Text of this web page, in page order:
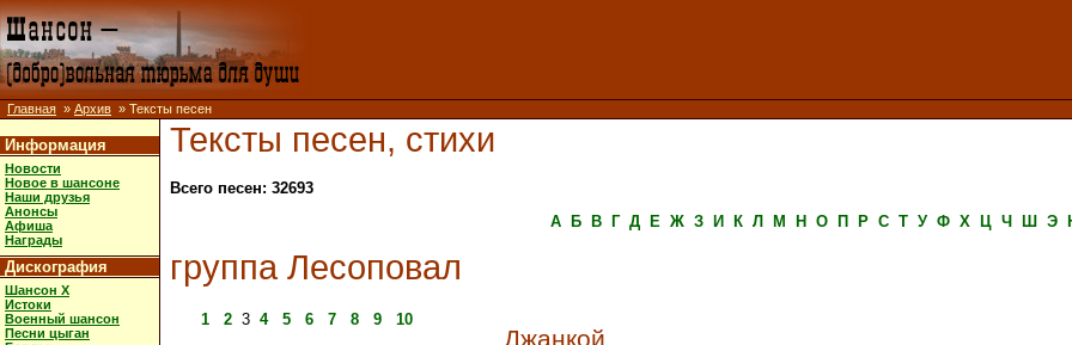
Главная » Архив » Тексты песен
Информация
Новости
Новое в шансоне
Наши друзья
Анонсы
Афиша
Награды
Дискография
Шансон X
Истоки
Военный шансон
Песни цыган
Тексты песен, стихи
Всего песен: 32693
А
Б В Г Д Е Ж З И К Л М Н О П Р С Т У Ф Х Ц Ч Ш Э
группа Лесоповал
1 2 3 4 5 6 7 8 9
10
Джанкой